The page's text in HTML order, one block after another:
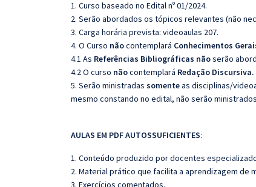
1. Curso baseado no Edital nº 01/2024.
2. Serão abordados os tópicos relevantes (não
3. Carga horária prevista: videoaulas 207.
4. O Curso nãocontemplará Conhecimentos
4.1 As Referências Bibliográficas nãoserão
4.2 O curso nãocontemplará Redação Discursiva.
5. Serão ministradas somenteas disciplinas/
mesmo constando no edital, não serão
AULAS EM PDF AUTOSSUFICIENTES:
1. Conteúdo produzido por docentes
2. Material prático que facilita a aprendizagem de
3. Exercícios comentados.